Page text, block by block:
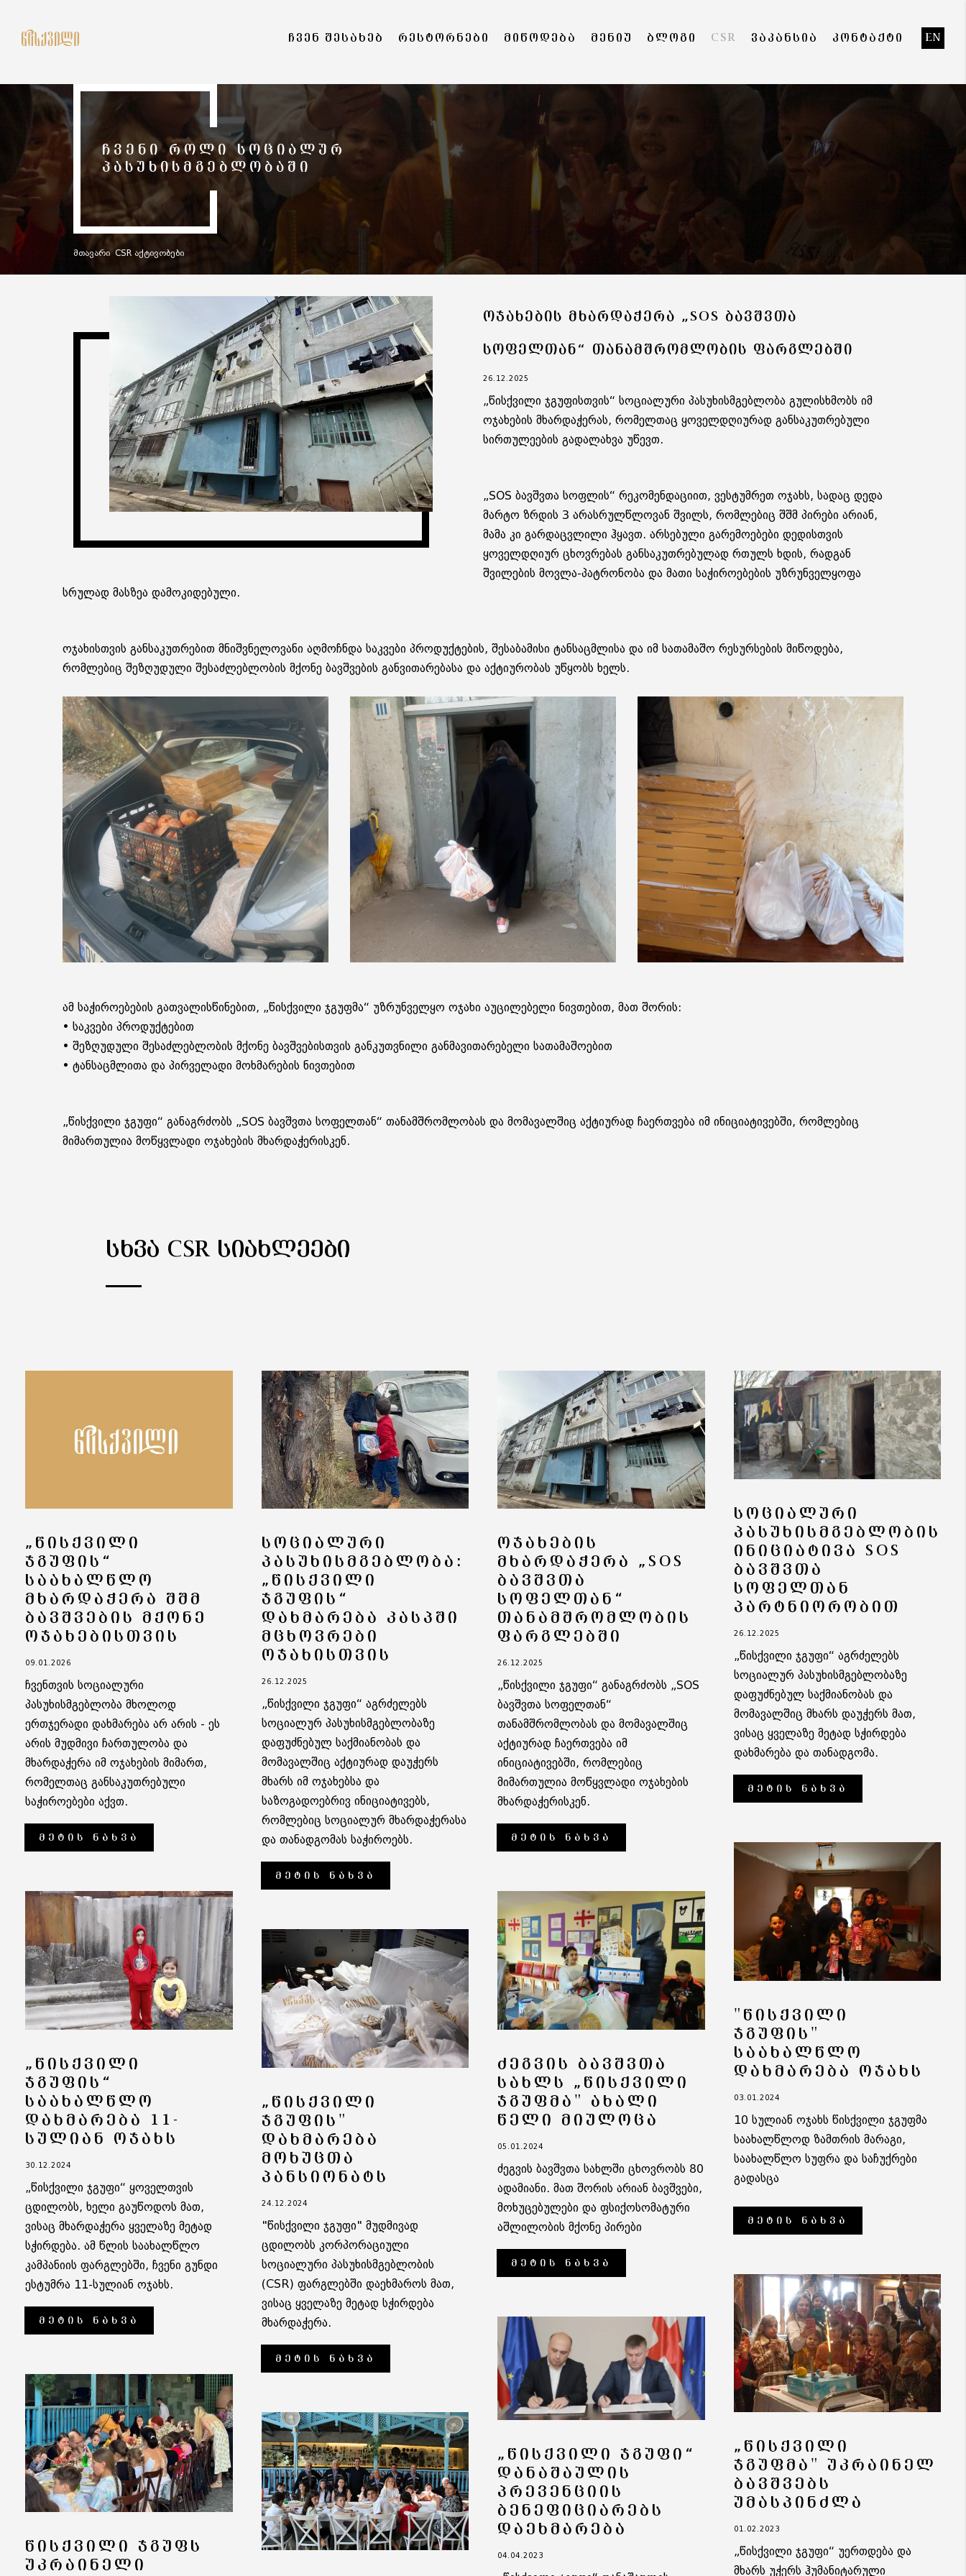
ᲩᲕᲔᲜ ᲨᲔᲡᲐᲮᲔᲑ ᲠᲔᲡᲢᲝᲠᲜᲔᲑᲘ ᲛᲘᲬᲝᲓᲔᲑᲐ ᲛᲔᲜᲘᲣ ᲑᲚᲝᲒᲘ CSR ᲕᲐᲙᲐᲜᲡᲘᲐ ᲙᲝᲜᲢᲐᲥᲢᲘ EN
ᲩᲕᲔᲜᲘ ᲠᲝᲚᲘ ᲡᲝᲪᲘᲐᲚᲣᲠ
ᲞᲐᲡᲣᲮᲘᲡᲛᲒᲔᲑᲚᲝᲑᲐᲨᲘ
მთავარი CSR აქტივობები
ᲝᲯᲐᲮᲔᲑᲘᲡ ᲛᲮᲐᲠᲓᲐᲭᲔᲠᲐ „SOS ᲑᲐᲕᲨᲕᲗᲐ
ᲡᲝᲤᲔᲚᲗᲐᲜ“ ᲗᲐᲜᲐᲛᲨᲠᲝᲛᲚᲝᲑᲘᲡ ᲤᲐᲠᲒᲚᲔᲑᲨᲘ
26.12.2025
„წისქვილი ჯგუფისთვის“ სოციალური პასუხისმგებლობა გულისხმობს იმ
ოჯახების მხარდაჭერას, რომელთაც ყოველდღიურად განსაკუთრებული
სირთულეების გადალახვა უწევთ.
„SOS ბავშვთა სოფლის“ რეკომენდაციით, ვესტუმრეთ ოჯახს, სადაც დედა
მარტო ზრდის 3 არასრულწლოვან შვილს, რომლებიც შშმ პირები არიან,
მამა კი გარდაცვლილი ჰყავთ. არსებული გარემოებები დედისთვის
ყოველდღიურ ცხოვრებას განსაკუთრებულად რთულს ხდის, რადგან
შვილების მოვლა-პატრონობა და მათი საჭიროებების უზრუნველყოფა
სრულად მასზეა დამოკიდებული.
ოჯახისთვის განსაკუთრებით მნიშვნელოვანი აღმოჩნდა საკვები პროდუქტების, შესაბამისი ტანსაცმლისა და იმ სათამაშო რესურსების მიწოდება,
რომლებიც შეზღუდული შესაძლებლობის მქონე ბავშვების განვითარებასა და აქტიურობას უწყობს ხელს.
ამ საჭიროებების გათვალისწინებით, „წისქვილი ჯგუფმა“ უზრუნველყო ოჯახი აუცილებელი ნივთებით, მათ შორის:
• საკვები პროდუქტებით
• შეზღუდული შესაძლებლობის მქონე ბავშვებისთვის განკუთვნილი განმავითარებელი სათამაშოებით
• ტანსაცმლითა და პირველადი მოხმარების ნივთებით
„წისქვილი ჯგუფი“ განაგრძობს „SOS ბავშვთა სოფელთან“ თანამშრომლობას და მომავალშიც აქტიურად ჩაერთვება იმ ინიციატივებში, რომლებიც
მიმართულია მოწყვლადი ოჯახების მხარდაჭერისკენ.
ᲡᲮᲕᲐ CSR ᲡᲘᲐᲮᲚᲔᲔᲑᲘ
„ᲬᲘᲡᲥᲕᲘᲚᲘ
ᲯᲒᲣᲤᲘᲡ“
ᲡᲐᲐᲮᲐᲚᲬᲚᲝ
ᲛᲮᲐᲠᲓᲐᲭᲔᲠᲐ ᲨᲨᲛ
ᲑᲐᲕᲨᲕᲔᲑᲘᲡ ᲛᲥᲝᲜᲔ
ᲝᲯᲐᲮᲔᲑᲘᲡᲗᲕᲘᲡ
09.01.2026
ჩვენთვის სოციალური
პასუხისმგებლობა მხოლოდ
ერთჯერადი დახმარება არ არის - ეს
არის მუდმივი ჩართულობა და
მხარდაჭერა იმ ოჯახების მიმართ,
რომელთაც განსაკუთრებული
საჭიროებები აქვთ.
ᲛᲔᲢᲘᲡ ᲜᲐᲮᲕᲐ
ᲡᲝᲪᲘᲐᲚᲣᲠᲘ
ᲞᲐᲡᲣᲮᲘᲡᲛᲒᲔᲑᲚᲝᲑᲐ:
„ᲬᲘᲡᲥᲕᲘᲚᲘ
ᲯᲒᲣᲤᲘᲡ“
ᲓᲐᲮᲛᲐᲠᲔᲑᲐ ᲙᲐᲡᲞᲨᲘ
ᲛᲪᲮᲝᲕᲠᲔᲑᲘ
ᲝᲯᲐᲮᲘᲡᲗᲕᲘᲡ
26.12.2025
„წისქვილი ჯგუფი“ აგრძელებს
სოციალურ პასუხისმგებლობაზე
დაფუძნებულ საქმიანობას და
მომავალშიც აქტიურად დაუჭერს
მხარს იმ ოჯახებსა და
საზოგადოებრივ ინიციატივებს,
რომლებიც სოციალურ მხარდაჭერასა
და თანადგომას საჭიროებს.
ᲛᲔᲢᲘᲡ ᲜᲐᲮᲕᲐ
ᲝᲯᲐᲮᲔᲑᲘᲡ
ᲛᲮᲐᲠᲓᲐᲭᲔᲠᲐ „SOS
ᲑᲐᲕᲨᲕᲗᲐ
ᲡᲝᲤᲔᲚᲗᲐᲜ“
ᲗᲐᲜᲐᲛᲨᲠᲝᲛᲚᲝᲑᲘᲡ
ᲤᲐᲠᲒᲚᲔᲑᲨᲘ
26.12.2025
„წისქვილი ჯგუფი“ განაგრძობს „SOS
ბავშვთა სოფელთან“
თანამშრომლობას და მომავალშიც
აქტიურად ჩაერთვება იმ
ინიციატივებში, რომლებიც
მიმართულია მოწყვლადი ოჯახების
მხარდაჭერისკენ.
ᲛᲔᲢᲘᲡ ᲜᲐᲮᲕᲐ
ᲡᲝᲪᲘᲐᲚᲣᲠᲘ
ᲞᲐᲡᲣᲮᲘᲡᲛᲒᲔᲑᲚᲝᲑᲘᲡ
ᲘᲜᲘᲪᲘᲐᲢᲘᲕᲐ SOS
ᲑᲐᲕᲨᲕᲗᲐ
ᲡᲝᲤᲔᲚᲗᲐᲜ
ᲞᲐᲠᲢᲜᲘᲝᲠᲝᲑᲘᲗ
26.12.2025
„წისქვილი ჯგუფი“ აგრძელებს
სოციალურ პასუხისმგებლობაზე
დაფუძნებულ საქმიანობას და
მომავალშიც მხარს დაუჭერს მათ,
ვისაც ყველაზე მეტად სჭირდება
დახმარება და თანადგომა.
ᲛᲔᲢᲘᲡ ᲜᲐᲮᲕᲐ
„ᲬᲘᲡᲥᲕᲘᲚᲘ
ᲯᲒᲣᲤᲘᲡ“
ᲡᲐᲐᲮᲐᲚᲬᲚᲝ
ᲓᲐᲮᲛᲐᲠᲔᲑᲐ 11-
ᲡᲣᲚᲘᲐᲜ ᲝᲯᲐᲮᲡ
30.12.2024
„წისქვილი ჯგუფი“ ყოველთვის
ცდილობს, ხელი გაუწოდოს მათ,
ვისაც მხარდაჭერა ყველაზე მეტად
სჭირდება. ამ წლის საახალწლო
კამპანიის ფარგლებში, ჩვენი გუნდი
ესტუმრა 11-სულიან ოჯახს.
ᲛᲔᲢᲘᲡ ᲜᲐᲮᲕᲐ
„ᲬᲘᲡᲥᲕᲘᲚᲘ
ᲯᲒᲣᲤᲘᲡ"
ᲓᲐᲮᲛᲐᲠᲔᲑᲐ
ᲛᲝᲮᲣᲪᲗᲐ
ᲞᲐᲜᲡᲘᲝᲜᲐᲢᲡ
24.12.2024
"წისქვილი ჯგუფი" მუდმივად
ცდილობს კორპორაციული
სოციალური პასუხისმგებლობის
(CSR) ფარგლებში დაეხმაროს მათ,
ვისაც ყველაზე მეტად სჭირდება
მხარდაჭერა.
ᲛᲔᲢᲘᲡ ᲜᲐᲮᲕᲐ
ᲫᲔᲒᲕᲘᲡ ᲑᲐᲕᲨᲕᲗᲐ
ᲡᲐᲮᲚᲡ „ᲬᲘᲡᲥᲕᲘᲚᲘ
ᲯᲒᲣᲤᲛᲐ" ᲐᲮᲐᲚᲘ
ᲬᲔᲚᲘ ᲛᲘᲣᲚᲝᲪᲐ
05.01.2024
ძეგვის ბავშვთა სახლში ცხოვრობს 80
ადამიანი. მათ შორის არიან ბავშვები,
მოხუცებულები და ფსიქოსომატური
აშლილობის მქონე პირები
ᲛᲔᲢᲘᲡ ᲜᲐᲮᲕᲐ
"ᲬᲘᲡᲥᲕᲘᲚᲘ
ᲯᲒᲣᲤᲘᲡ"
ᲡᲐᲐᲮᲐᲚᲬᲚᲝ
ᲓᲐᲮᲛᲐᲠᲔᲑᲐ ᲝᲯᲐᲮᲡ
03.01.2024
10 სულიან ოჯახს წისქვილი ჯგუფმა
საახალწლოდ ზამთრის მარაგი,
საახალწლო სუფრა და საჩუქრები
გადასცა
ᲛᲔᲢᲘᲡ ᲜᲐᲮᲕᲐ
ᲬᲘᲡᲥᲕᲘᲚᲘ ᲯᲒᲣᲤᲡ
ᲣᲙᲠᲐᲘᲜᲔᲚᲘ
„ᲬᲘᲡᲥᲕᲘᲚᲘ ᲯᲒᲣᲤᲘ“
ᲓᲐᲜᲐᲨᲐᲣᲚᲘᲡ
ᲞᲠᲔᲕᲔᲜᲪᲘᲘᲡ
ᲑᲔᲜᲔᲤᲘᲪᲘᲐᲠᲔᲑᲡ
ᲓᲐᲔᲮᲛᲐᲠᲔᲑᲐ
04.04.2023
„ᲬᲘᲡᲥᲕᲘᲚᲘ
ᲯᲒᲣᲤᲛᲐ" ᲣᲙᲠᲐᲘᲜᲔᲚ
ᲑᲐᲕᲨᲕᲔᲑᲡ
ᲣᲛᲐᲡᲞᲘᲜᲫᲚᲐ
01.02.2023
„წისქვილი ჯგუფი“ უერთდება და
მხარს უჭერს ჰუმანიტარული